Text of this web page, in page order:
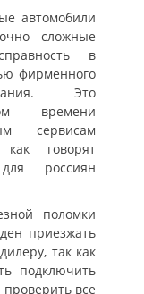
автомобили
сложные
в
фирменного
Это
времени
сервисам
как говорят
россиян
поломки
приезжать
так как
подключить
все